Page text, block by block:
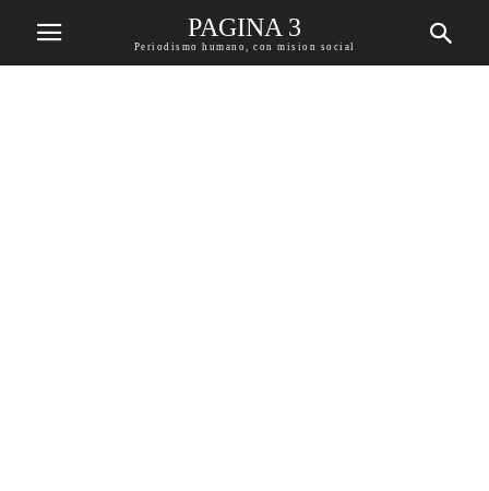
PAGINA 3
Periodismo humano, con mision social